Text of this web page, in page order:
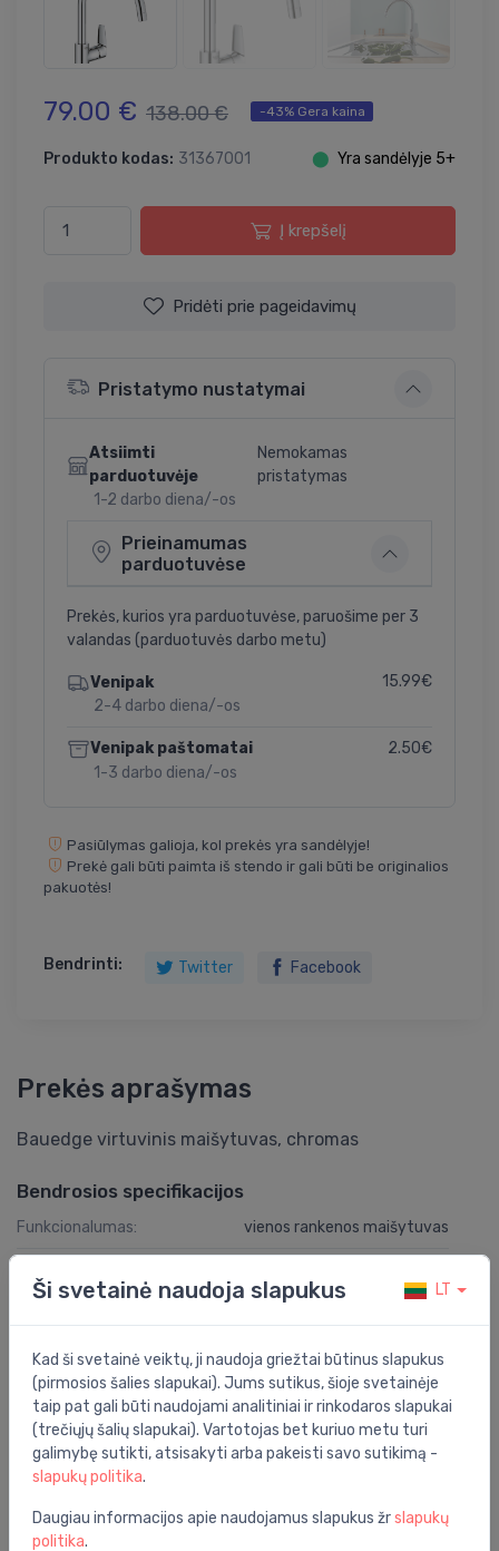
79.00 € 138.00 € -43% Gera kaina
Produkto kodas: 31367001 ⬤ Yra sandėlyje 5+
Į krepšelį
Pridėti prie pageidavimų
Pristatymo nustatymai
Atsiimti
parduotuvėje
1-2 darbo diena/-os
Nemokamas
pristatymas
Prieinamumas
parduotuvėse
Prekės, kurios yra parduotuvėse, paruošime per 3
valandas (parduotuvės darbo metu)
Venipak
2-4 darbo diena/-os
15.99€
Venipak paštomatai
1-3 darbo diena/-os
2.50€
Pasiūlymas galioja, kol prekės yra sandėlyje!
Prekė gali būti paimta iš stendo ir gali būti be originalios
pakuotės!
Bendrinti: Twitter Facebook
Prekės aprašymas
Bauedge virtuvinis maišytuvas, chromas
Bendrosios specifikacijos
Funkcionalumas: vienos rankenos maišytuvas
Serija: bauedge
Montavimo vieta: ant paviršiaus
Specifikacija
Barkodas: 4005176478512
Ši svetainė naudoja slapukus LT
Kad ši svetainė veiktų, ji naudoja griežtai būtinus slapukus
(pirmosios šalies slapukai). Jums sutikus, šioje svetainėje
taip pat gali būti naudojami analitiniai ir rinkodaros slapukai
(trečiųjų šalių slapukai). Vartotojas bet kuriuo metu turi
galimybę sutikti, atsisakyti arba pakeisti savo sutikimą -
slapukų politika.
Daugiau informacijos apie naudojamus slapukus žrslapukų
politika.